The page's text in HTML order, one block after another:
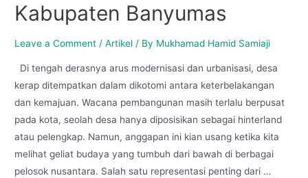
Kabupaten Banyumas
Leave a Comment /Artikel / By Mukhamad Hamid Samiaji
Di tengah derasnya arus modernisasi dan urbanisasi, desa
kerap ditempatkan dalam dikotomi antara keterbelakangan
dan kemajuan. Wacana pembangunan masih terlalu berpusat
pada kota, seolah desa hanya diposisikan sebagai hinterland
atau pelengkap. Namun, anggapan ini kian usang ketika kita
melihat geliat budaya yang tumbuh dari bawah di berbagai
pelosok nusantara. Salah satu representasi penting dari …